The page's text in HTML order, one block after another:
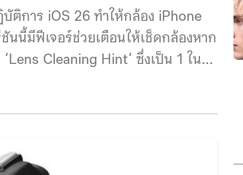
ติการ iOS 26 ทำให้กล้อง iPhone
นนี้มีฟีเจอร์ช่วยเตือนให้เช็ดกล้องหาก
Cleaning Hint’ ซึ่งเป็น 1 ใน